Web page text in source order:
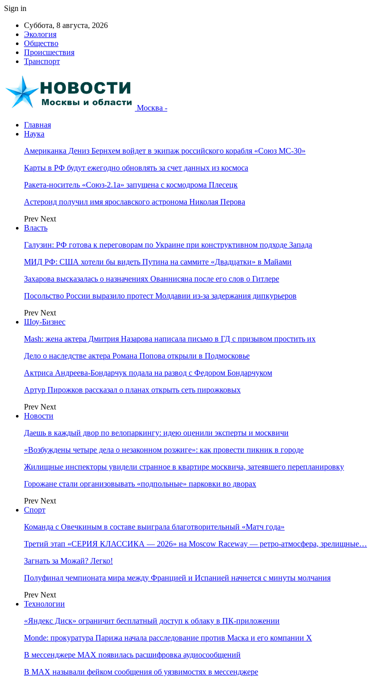
Sign in
Суббота, 8 августа, 2026
Экология
Общество
Происшествия
Транспорт
Москва -
Главная
Наука
Американка Дениз Бернхем войдет в экипаж российского корабля «Союз МС-30»
Карты в РФ будут ежегодно обновлять за счет данных из космоса
Ракета-носитель «Союз-2.1а» запущена с космодрома Плесецк
Астероид получил имя ярославского астронома Николая Перова
Prev Next
Власть
Галузин: РФ готова к переговорам по Украине при конструктивном подходе Запада
МИД РФ: США хотели бы видеть Путина на саммите «Двадцатки» в Майами
Захарова высказалась о назначениях Ованнисяна после его слов о Гитлере
Посольство России выразило протест Молдавии из-за задержания дипкурьеров
Prev Next
Шоу-Бизнес
Mash: жена актера Дмитрия Назарова написала письмо в ГД с призывом простить их
Дело о наследстве актера Романа Попова открыли в Подмосковье
Актриса Андреева-Бондарчук подала на развод с Федором Бондарчуком
Артур Пирожков рассказал о планах открыть сеть пирожковых
Prev Next
Новости
Даешь в каждый двор по велопаркингу: идею оценили эксперты и москвичи
«Возбуждены четыре дела о незаконном розжиге»: как провести пикник в городе
Жилищные инспекторы увидели странное в квартире москвича, затеявшего перепланировку
Горожане стали организовывать «подпольные» парковки во дворах
Prev Next
Спорт
Команда с Овечкиным в составе выиграла благотворительный «Матч года»
Третий этап «СЕРИЯ КЛАССИКА — 2026» на Moscow Raceway — ретро‑атмосфера, зрелищные…
Загнать за Можай? Легко!
Полуфинал чемпионата мира между Францией и Испанией начнется с минуты молчания
Prev Next
Технологии
«Яндекс Диск» ограничит бесплатный доступ к облаку в ПК-приложении
Monde: прокуратура Парижа начала расследование против Маска и его компании X
В мессенджере MAX появилась расшифровка аудиосообщений
В МAX называли фейком сообщения об уязвимостях в мессенджере